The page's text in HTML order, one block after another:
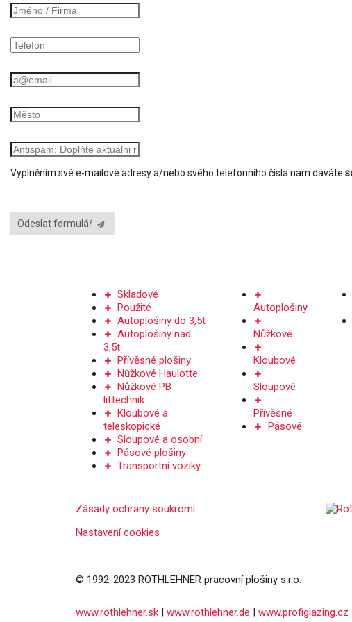
Vyplněním své e-mailové adresy a/nebo svého telefonního čísla nám dáváte
Odeslat formulář
Skladové
Použité
Autoplošiny do 3,5t
Autoplošiny nad
3,5t
Přívěsné plošiny
Nůžkové Haulotte
Nůžkové PB
liftechnik
Kloubové a
teleskopické
Sloupové a osobní
Pásové plošiny
Transportní vozíky
Autoplošiny
Nůžkové
Kloubové
Sloupové
Přívěsné
Pásové
Zásady ochrany soukromí
Nastavení cookies
© 1992-2023 ROTHLEHNER pracovní plošiny s.r.o.
www.rothlehner.sk| www.rothlehner.de | www.profiglazing.cz